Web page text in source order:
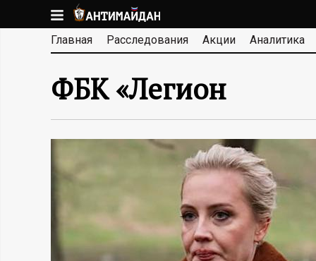
к
основномуА
Н
И
М
Й
Главная Расследования Акции Аналитика
ФБК «Легион